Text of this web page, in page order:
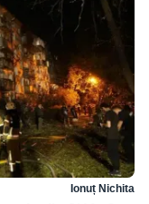
Ionuț Nichita